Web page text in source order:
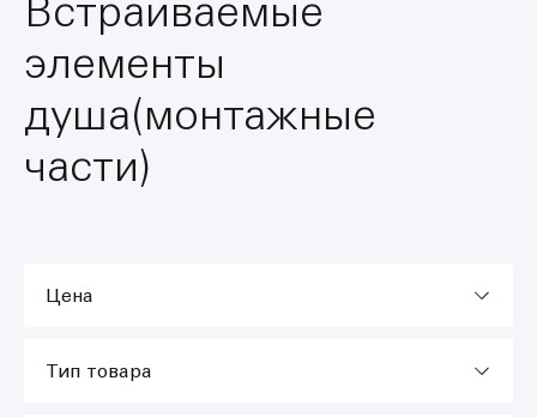
Встраиваемые
элементы
душа(монтажные
части)
Цена
Тип товара